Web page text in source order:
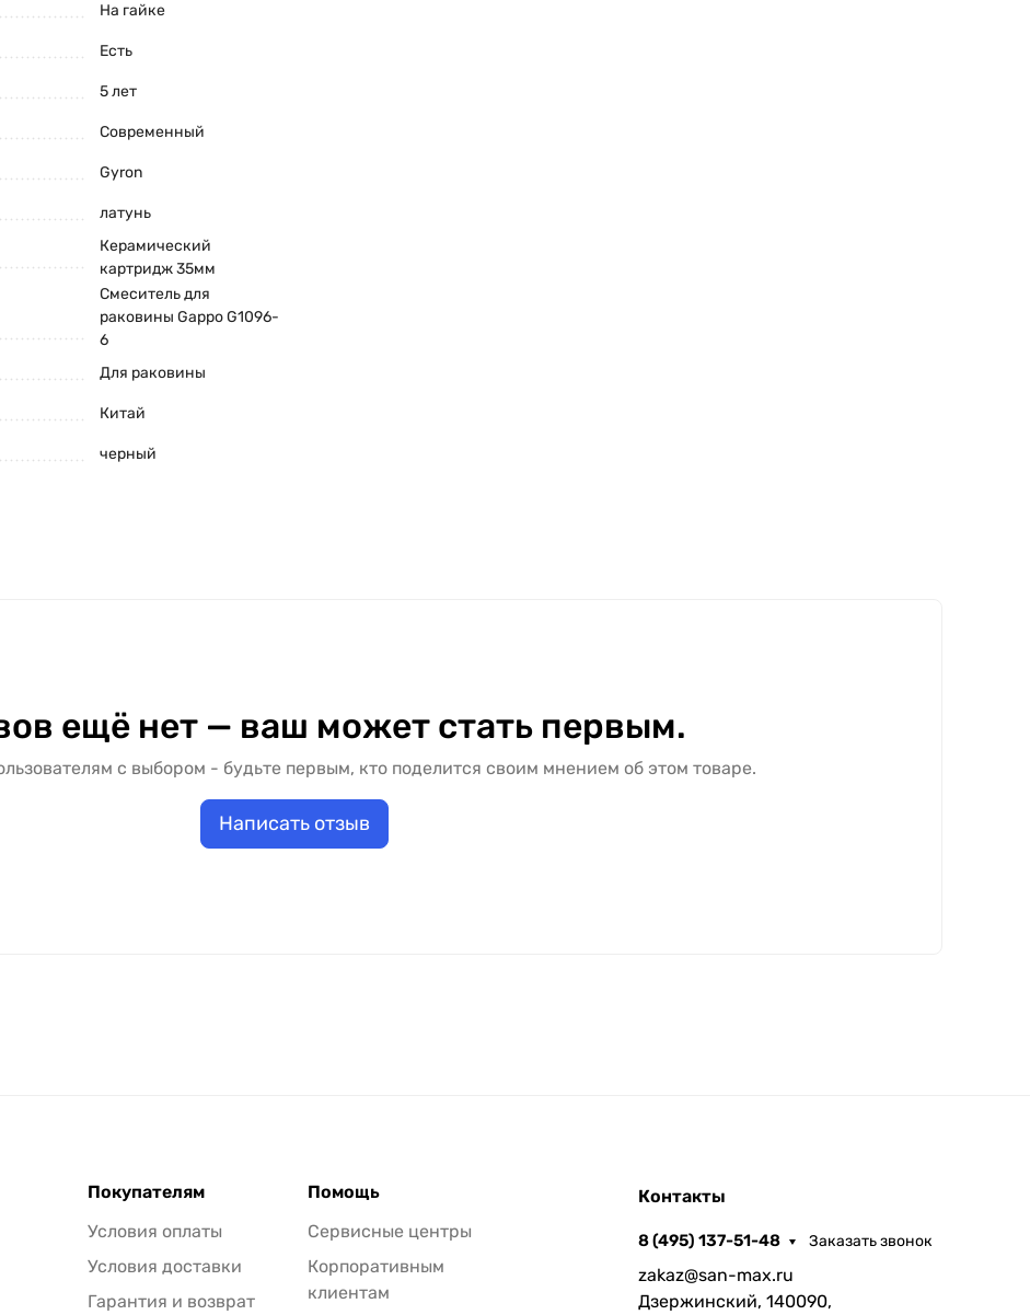
На гайке
Есть
5 лет
Современный
Gyron
латунь
Керамический
картридж 35мм
Смеситель для
раковины Gappo G1096-
6
Для раковины
Китай
черный
ещё нет — ваш может стать первым.
с выбором - будьте первым, кто поделится своим мнением об этом товаре.
Написать отзыв
Покупателям
Условия оплаты
Условия доставки
Гарантия и возврат
Помощь
Сервисные центры
Корпоративным
клиентам
Контакты
8 (495) 137-51-48 Заказать звонок
zakaz@san-max.ru
Дзержинский, 140090,